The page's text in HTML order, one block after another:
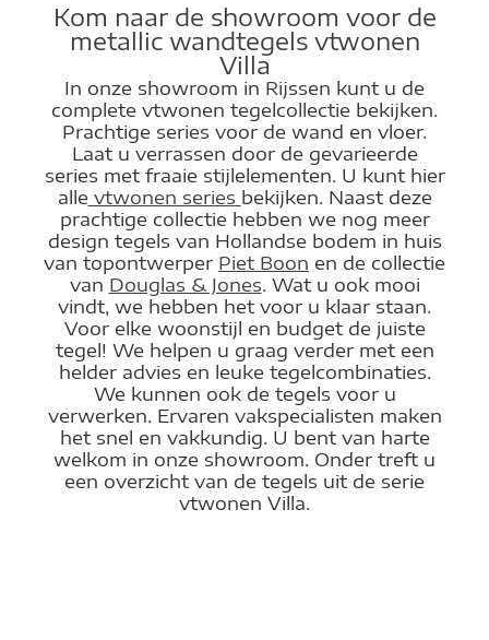
Kom naar de showroom voor de
metallic wandtegels vtwonen
Villa
In onze showroom in Rijssen kunt u de
complete vtwonen tegelcollectie bekijken.
Prachtige series voor de wand en vloer.
Laat u verrassen door de gevarieerde
series met fraaie stijlelementen. U kunt hier
allevtwonen series bekijken. Naast deze
prachtige collectie hebben we nog meer
design tegels van Hollandse bodem in huis
van topontwerper Piet Boon en de collectie
van Douglas & Jones. Wat u ook mooi
vindt, we hebben het voor u klaar staan.
Voor elke woonstijl en budget de juiste
tegel! We helpen u graag verder met een
helder advies en leuke tegelcombinaties.
We kunnen ook de tegels voor u
verwerken. Ervaren vakspecialisten maken
het snel en vakkundig. U bent van harte
welkom in onze showroom. Onder treft u
een overzicht van de tegels uit de serie
vtwonen Villa.